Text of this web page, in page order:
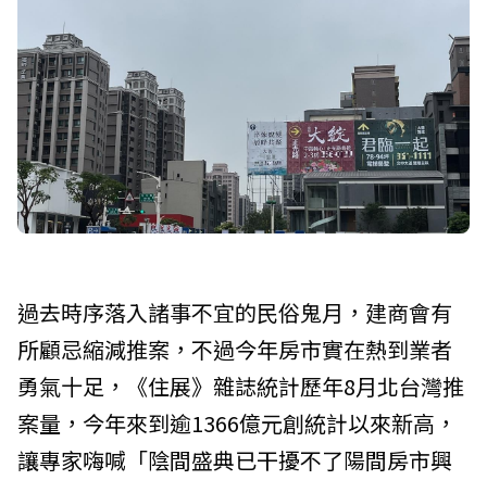
過去時序落入諸事不宜的民俗鬼月，建商會有
所顧忌縮減推案，不過今年房市實在熱到業者
勇氣十足，《住展》雜誌統計歷年8月北台灣推
案量，今年來到逾1366億元創統計以來新高，
讓專家嗨喊「陰間盛典已干擾不了陽間房市興